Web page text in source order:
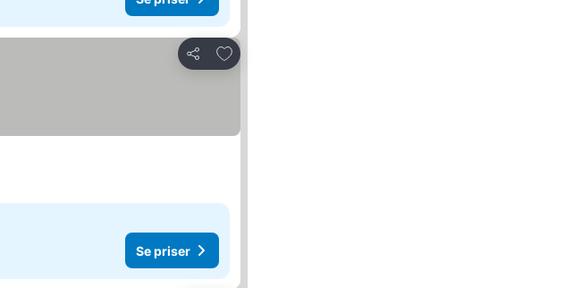
Dela
Lägg till i Mina Favoriter
Se priser